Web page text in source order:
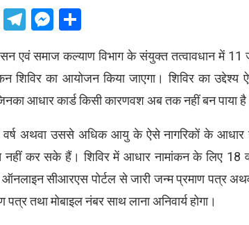
Twitter
Telegram
Messenger
एवं समाज कल्याण विभाग के संयुक्त तत्वावधान में 11
शिविर का आयोजन किया जाएगा। शिविर का उद्देश्य
आधार कार्ड किसी कारणवश अब तक नहीं बन पाया
वर्ष अथवा उससे अधिक आयु के ऐसे नागरिकों के आधार
नहीं कर सके हैं। शिविर में आधार नामांकन के लिए
सीआरएस पोर्टल से जारी जन्म प्रमाण पत्र
पत्र तथा मोबाइल नंबर साथ लाना अनिवार्य होगा।